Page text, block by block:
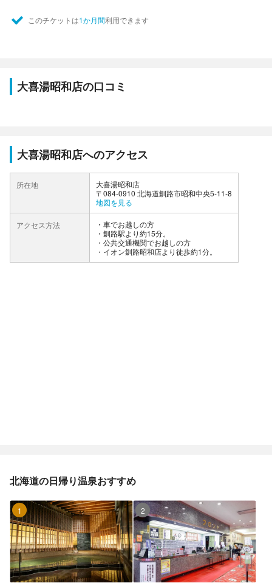
このチケットは1か月間利用できます
大喜湯昭和店の口コミ
大喜湯昭和店へのアクセス
所在地
大喜湯昭和店
〒084-0910 北海道釧路市昭和中央5-11-8
地図を見る
アクセス方法
車でお越しの方
・釧路駅より約15分。
公共交通機関でお越しの方
・イオン釧路昭和店より徒歩約1分。
北海道の日帰り温泉おすすめ
1位 2位